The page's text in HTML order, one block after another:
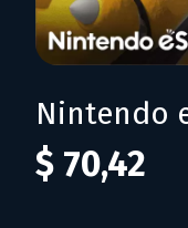
$ 70,42